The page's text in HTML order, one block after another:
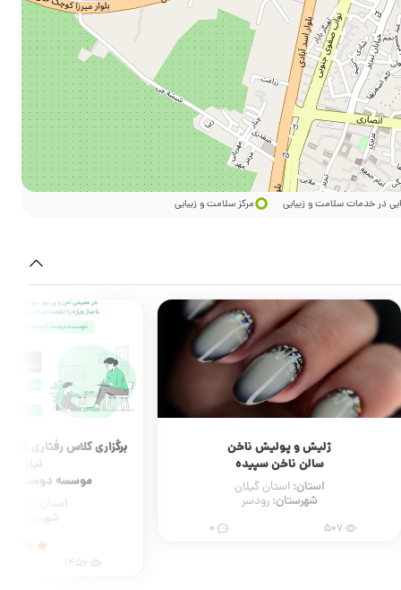
در خدمات سلامت و زیبایی مرکز سلامت و زیبایی
ژلیش و پولیش ناخن
سالن ناخن سپیده
استان:استان گیلان
شهرستان:رودسر
برگزاری کلاس رفتاری
نیاز ویژه
موسسه دوست
استان: